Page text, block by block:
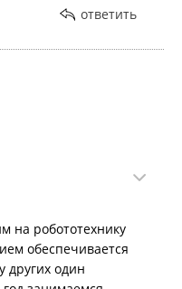
ответить
на робототехнику
обеспечивается
других один